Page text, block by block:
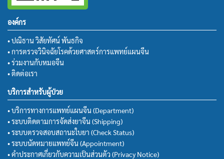
องค์กร
• ปณิธาน วิสัยทัศน์ พันธกิจ
• การตรวจวินิจฉัยโรคด้วยศาสตร์การแพทย์แผนจีน
• ร่วมงานกับหมอจีน
• ติดต่อเรา
บริการสำหรับผู้ป่วย
• บริการทางการแพทย์แผนจีน (Department)
• ระบบติดตามการจัดส่งยาจีน (Shipping)
• ระบบตรวจสอบสถานะใบยา (Check Status)
• ระบบนัดหมายแพทย์จีน (Appointment)
• คำประกาศเกี่ยวกับความเป็นส่วนตัว (Privacy Notice)